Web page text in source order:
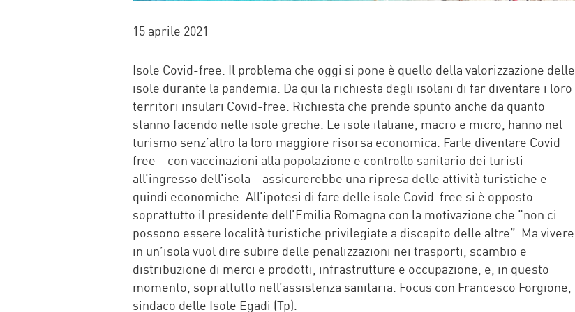
15 aprile 2021
Isole Covid-free. Il problema che oggi si pone è quello della valorizzazione delle
isole durante la pandemia. Da qui la richiesta degli isolani di far diventare i loro
territori insulari Covid-free. Richiesta che prende spunto anche da quanto
stanno facendo nelle isole greche. Le isole italiane, macro e micro, hanno nel
turismo senz’altro la loro maggiore risorsa economica. Farle diventare Covid
free – con vaccinazioni alla popolazione e controllo sanitario dei turisti
all’ingresso dell’isola – assicurerebbe una ripresa delle attività turistiche e
quindi economiche. All’ipotesi di fare delle isole Covid-free si è opposto
soprattutto il presidente dell’Emilia Romagna con la motivazione che “non ci
possono essere località turistiche privilegiate a discapito delle altre”. Ma vivere
in un’isola vuol dire subire delle penalizzazioni nei trasporti, scambio e
distribuzione di merci e prodotti, infrastrutture e occupazione, e, in questo
momento, soprattutto nell’assistenza sanitaria. Focus con Francesco Forgione,
sindaco delle Isole Egadi (Tp).